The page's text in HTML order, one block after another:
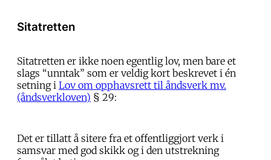
Sitatretten
Sitatretten er ikke noen egentlig lov, men bare et
slags “unntak” som er veldig kort beskrevet i én
setning i Lov om opphavsrett til åndsverk mv.
(åndsverkloven) § 29:
Det er tillatt å sitere fra et offentliggjort verk i
samsvar med god skikk og i den utstrekning